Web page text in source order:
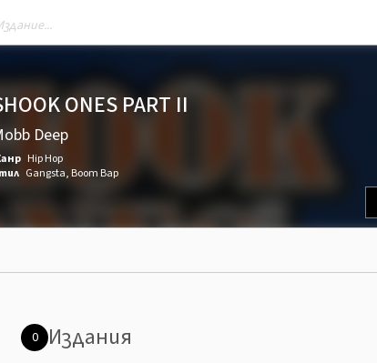
ONES PART II
Deep
Hip Hop
Gangsta,Boom Bap
0 Издания